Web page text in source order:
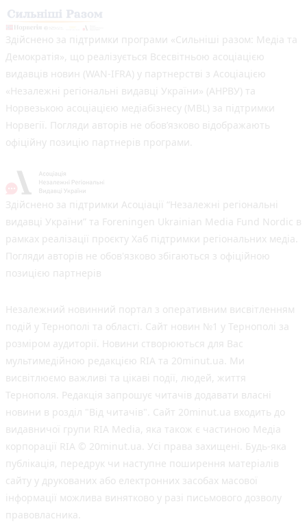
Здійснено за підтримки програми «Сильніші разом: Медіа та
Демократія», що реалізується Всесвітньою асоціацією
видавців новин (WAN-IFRA) у партнерстві з Асоціацією
«Незалежні регіональні видавці України» (АНРВУ) та
Норвезькою асоціацією медіабізнесу (MBL) за підтримки
Норвегії. Погляди авторів не обов’язково відображають
офіційну позицію партнерів програми.
Здійснено за підтримки Асоціації “Незалежні регіональні
видавці України” та Foreningen Ukrainian Media Fund Nordic в
рамках реалізації проєкту Хаб підтримки регіональних медіа.
Погляди авторів не обов'язково збігаються з офіційною
позицією партнерів
Незалежний новинний портал з оперативним висвітленням
подій у Тернополі та області. Сайт новин №1 у Тернополі за
розміром аудиторії. Новини створюються для Вас
мультимедійною редакцією RIA та 20minut.ua. Ми
висвітлюємо важливі та цікаві події, людей, життя
Тернополя. Редакція запрошує читачів додавати власні
новини в розділ "Від читачів". Сайт 20minut.ua входить до
видавничої групи RIA Media, яка також є частиною Медіа
корпорації RIA © 20minut.ua. Усі права захищені. Будь-яка
публiкацiя, передрук чи наступне поширення матеріалів
сайту у друкованих або електронних засобах масової
інформації можлива винятково у разі письмового дозволу
правовласника.